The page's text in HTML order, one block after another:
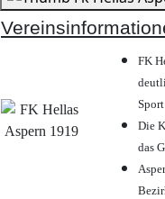
FK
Die
das